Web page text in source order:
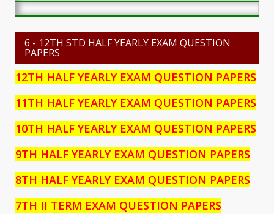
6 - 12TH STD HALF YEARLY EXAM QUESTION
PAPERS
12TH HALF YEARLY EXAM QUESTION PAPERS
11TH HALF YEARLY EXAM QUESTION PAPERS
10TH HALF YEARLY EXAM QUESTION PAPERS
9TH HALF YEARLY EXAM QUESTION PAPERS
8TH HALF YEARLY EXAM QUESTION PAPERS
7TH II TERM EXAM QUESTION PAPERS